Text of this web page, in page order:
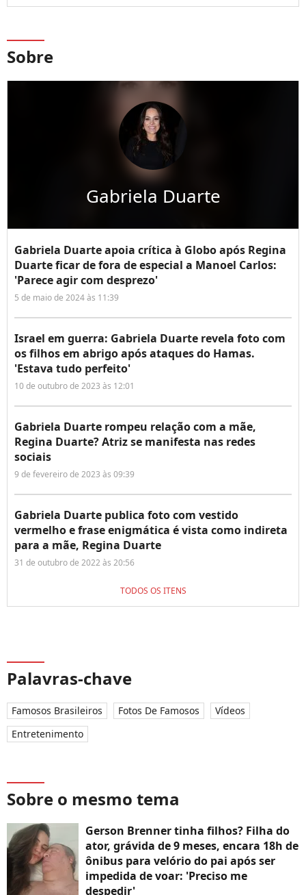
Sobre
Gabriela Duarte
Gabriela Duarte apoia crítica à Globo após Regina
Duarte ficar de fora de especial a Manoel Carlos:
'Parece agir com desprezo'
5 de maio de 2024 às 11:39
Israel em guerra: Gabriela Duarte revela foto com
os filhos em abrigo após ataques do Hamas.
'Estava tudo perfeito'
10 de outubro de 2023 às 12:01
Gabriela Duarte rompeu relação com a mãe,
Regina Duarte? Atriz se manifesta nas redes
sociais
9 de fevereiro de 2023 às 09:39
Gabriela Duarte publica foto com vestido
vermelho e frase enigmática é vista como indireta
para a mãe, Regina Duarte
31 de outubro de 2022 às 20:56
TODOS OS ITENS
Palavras-chave
Famosos Brasileiros Fotos De Famosos
Vídeos
Entretenimento
Sobre o mesmo tema
Gerson Brenner tinha filhos? Filha do
ator, grávida de 9 meses, encara 18h de
ônibus para velório do pai após ser
impedida de voar: 'Preciso me
despedir'